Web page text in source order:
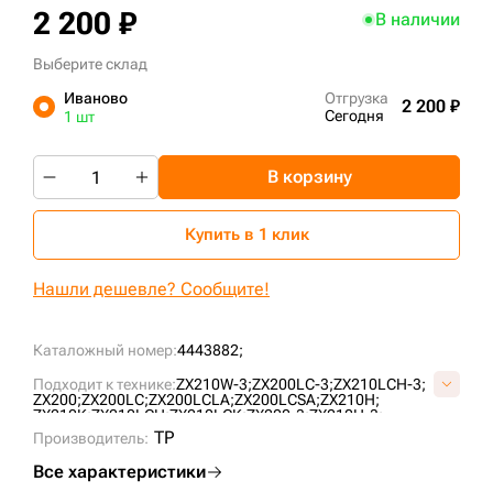
Каталожный номер:4443882;
Подходит к технике:ZX210W-3;ZX200LC-3;ZX210LCH-3;
ZX200;ZX200LC;ZX200LCLA;ZX200LCSA;ZX210H;
ZX210K;ZX210LCH;ZX210LCK;ZX200-3;ZX210H-3;
ZX210K-3;
ZX210L-3;
ZX180LCN-3;ZX200-3G;
ZX180LCN3-(SA);
ZX180W;ZX225USR;ZX225USRLC;
Производитель: TP
Все характеристики
2 200 ₽ В наличии
Выберите склад
Иваново
1 шт
Отгрузка
Сегодня
2 200 ₽
В корзину
Купить в 1 клик
Нашли дешевле? Сообщите!